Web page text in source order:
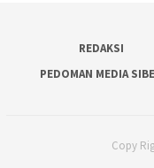
REDAKSI
PEDOMAN MEDIA
Copy